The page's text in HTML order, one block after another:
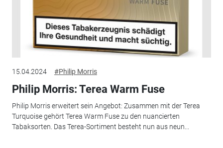
15.04.2024 #Philip Morris
Philip Morris: Terea Warm Fuse
Philip Morris erweitert sein Angebot: Zusammen mit der Terea
Turquoise gehört Terea Warm Fuse zu den nuancierten
Tabaksorten. Das Terea-Sortiment besteht nun aus neun...